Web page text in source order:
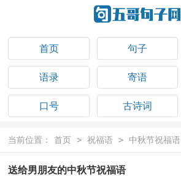
首页 句子
语录 寄语
口号 古诗词
祝福语
当前位置： 首页 > 祝福语 > 中秋节祝福语
送给男朋友的中秋节祝福语